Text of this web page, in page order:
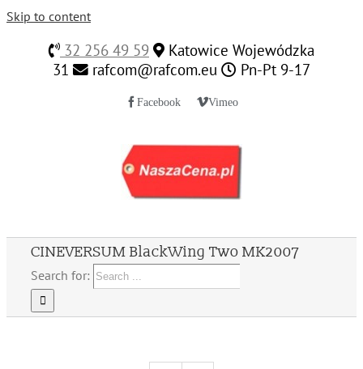
Skip to content
32 256 49 59
Katowice Wojewódzka
31
rafcom@rafcom.eu Pn-Pt 9-17
Facebook Vimeo
CINEVERSUM BlackWing Two MK2007
Search for: